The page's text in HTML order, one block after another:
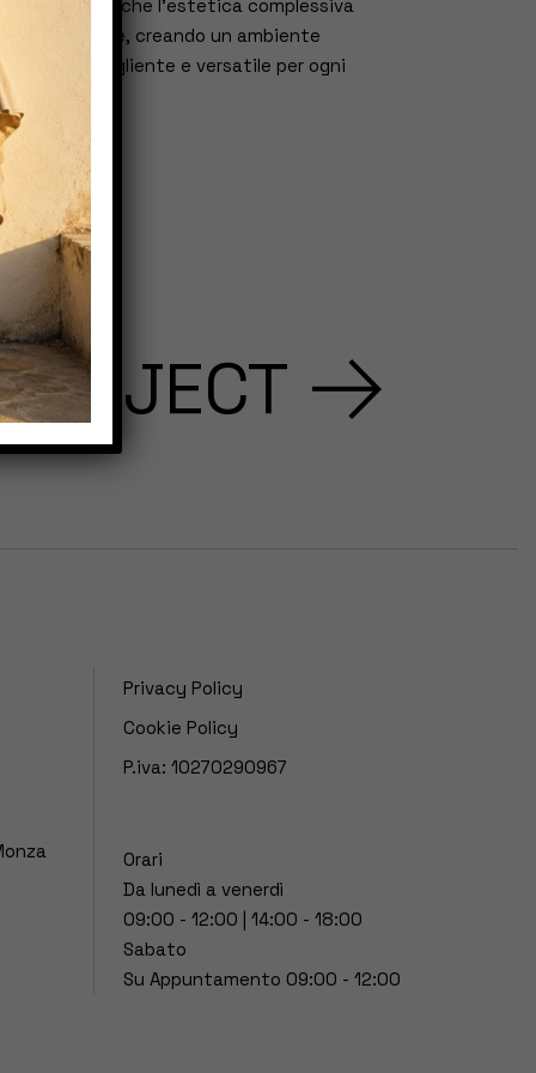
arricchisce anche l’estetica complessiva
dell’abitazione, creando un ambiente
esterno accogliente e versatile per ogni
Privacy Policy
Cookie Policy
P.iva: 10270290967
Orari
Da lunedì a venerdì
09:00 - 12:00 | 14:00 - 18:00
Sabato
Su Appuntamento 09:00 - 12:00